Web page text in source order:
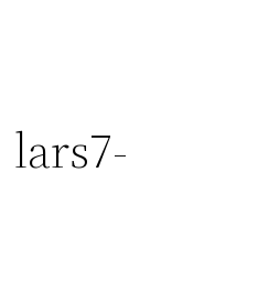
lars7-